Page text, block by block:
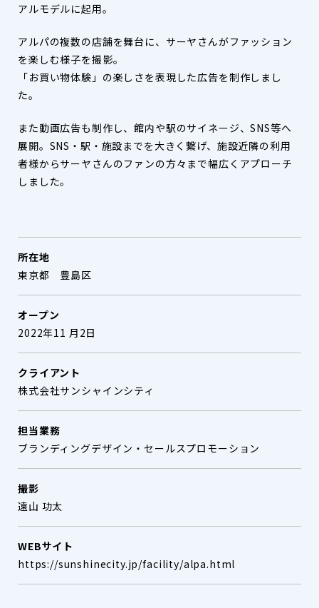
アルモデルに起用。
アルパの複数の店舗を舞台に、サーヤさんがファッション
を楽しむ様子を撮影。
「お買い物体験」の楽しさを表現した広告を制作しまし
た。
また動画広告も制作し、館内や駅のサイネージ、SNS等へ
展開。SNS・駅・施設までを大きく繋げ、施設近隣の利用
者様からサーヤさんのファンの方々まで幅広くアプローチ
しました。
所在地
東京都 豊島区
オープン
2022年11 月2日
クライアント
株式会社サンシャインシティ
担当業務
ブランディングデザイン・セールスプロモーション
撮影
遠山 功太
WEBサイト
https://sunshinecity.jp/facility/alpa.html